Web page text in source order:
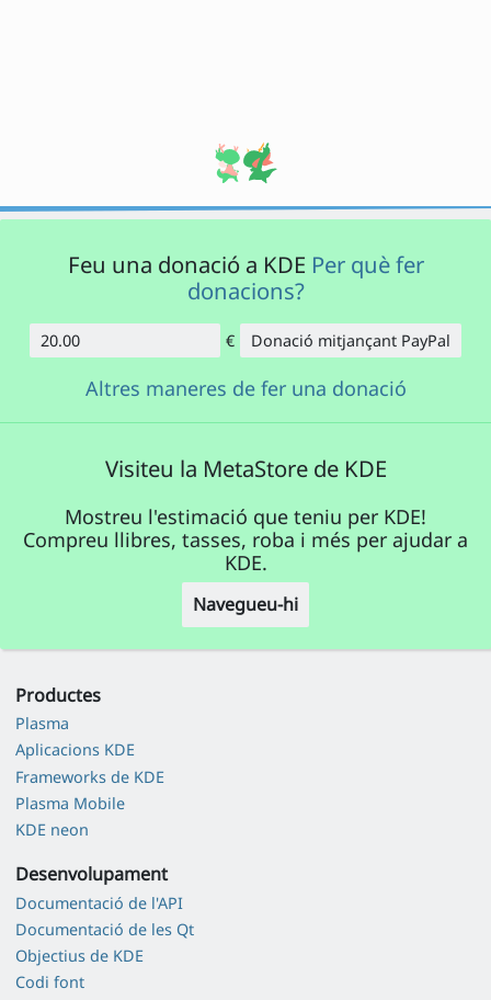
Feu una donació a KDE Per què fer
donacions?
Import
€ Donació mitjançant PayPal
Altres maneres de fer una donació
Visiteu la MetaStore de KDE
Mostreu l'estimació que teniu per KDE!
Compreu llibres, tasses, roba i més per ajudar a
KDE.
Navegueu-hi
Productes
Plasma
Aplicacions KDE
Frameworks de KDE
Plasma Mobile
KDE neon
Desenvolupament
Documentació de l'API
Documentació de les Qt
Objectius de KDE
Codi font